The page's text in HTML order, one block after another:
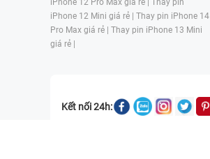
iPhone 12 Mini giá rẻ | Thay pin iPhone 14
Pro Max giá rẻ | Thay pin iPhone 13 Mini
giá rẻ |
Kết nối 24h: